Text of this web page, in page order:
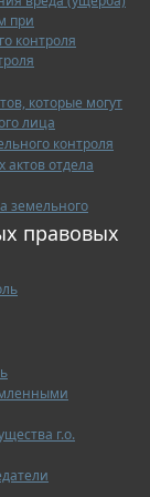
при
контроля
которые могут
лица
контроля
отдела
земельного
г.о.
правовых